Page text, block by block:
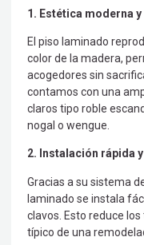
1. Estética moderna
El piso laminado
color de la madera,
acogedores sin
contamos con una
claros tipo roble
nogal o wengue.
2. Instalación rápida
Gracias a su sistema
laminado se instala
clavos. Esto reduce
típico de una